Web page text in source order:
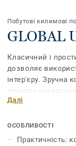
Побутові килимові
GLOBAL
Класичний і
дозволяє
інтер'єру. Зручна
легкість
зісковзуванню та
віталень.
Далі
ОСОБЛИВОСТІ
Практичність: